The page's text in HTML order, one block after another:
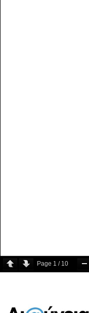
Page 1 / 10